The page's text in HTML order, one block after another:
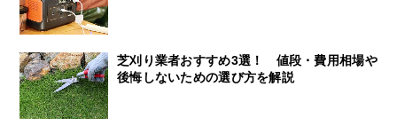
芝刈り業者おすすめ3選！ 値段・費用相場や
後悔しないための選び方を解説